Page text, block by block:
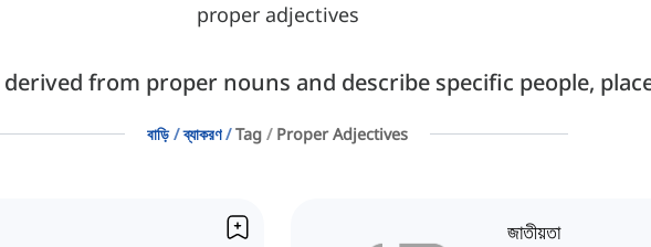
proper adjectives
from proper nouns and describe specific people,
বাড়ি ব্যাকরণ Tag Proper Adjectives
জাতীয়তা